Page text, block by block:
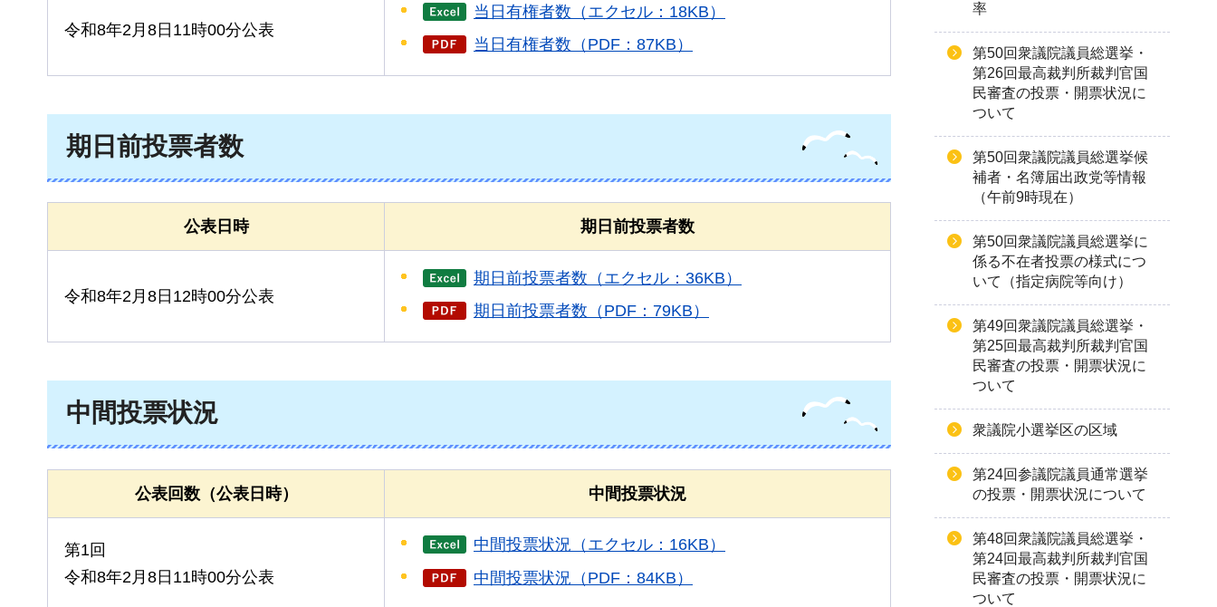
令和8年2月8日11時00分公表
当日有権者数（エクセル：18KB）
当日有権者数（PDF：87KB）
期日前投票者数
公表日時 期日前投票者数
令和8年2月8日12時00分公表
期日前投票者数（エクセル：36KB）
期日前投票者数（PDF：79KB）
中間投票状況
公表回数（公表日時） 中間投票状況
第1回
令和8年2月8日11時00分公表
中間投票状況（エクセル：16KB）
中間投票状況（PDF：84KB）
率
第50回衆議院議員総選挙・
第26回最高裁判所裁判官国
民審査の投票・開票状況に
ついて
第50回衆議院議員総選挙候
補者・名簿届出政党等情報
（午前9時現在）
第50回衆議院議員総選挙に
係る不在者投票の様式につ
いて（指定病院等向け）
第49回衆議院議員総選挙・
第25回最高裁判所裁判官国
民審査の投票・開票状況に
ついて
衆議院小選挙区の区域
第24回参議院議員通常選挙
の投票・開票状況について
第48回衆議院議員総選挙・
第24回最高裁判所裁判官国
民審査の投票・開票状況に
ついて